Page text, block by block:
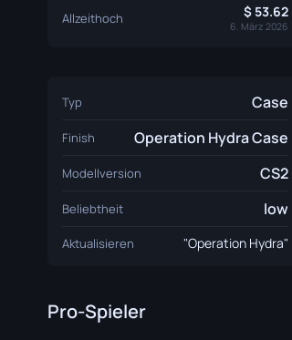
Allzeithoch 53.62
6. März 2026
Typ Case
Finish Operation Hydra Case
Modellversion CS2
Beliebtheit low
Aktualisieren "Operation Hydra"
Pro-Spieler